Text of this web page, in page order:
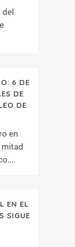
6 DE
DE
DE
en
EN EL
SIGUE